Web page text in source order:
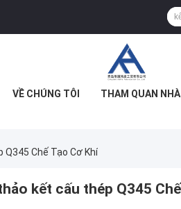
VỀ CHÚNG TÔI THAM QUAN
Q345 Chế Tạo Cơ Khí
kết cấu thép Q345